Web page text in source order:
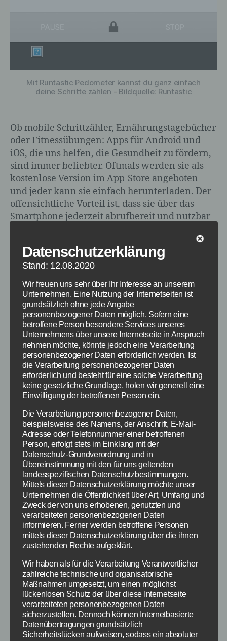
Mit Runtastic Pedometer kannst du ganz einfach
deine Schritte zählen - Bildquelle: Runtastic
Ob mobile Schrittzähler, Ernährungstagebücher
oder Fitnessübungen: Apps für Android und
iOS, die uns helfen, die Gesundheit zu fördern,
sind immer beliebter. Oftmals werden sie als
kostenlose Version im App-Store angeboten
und jeder kann sie einfach herunterladen. Der
offensichtliche Vorteil ist, dass sie über das
Smartphone jederzeit abrufbereit und nutzbar
Schrittzähler-Apps […]
Schlagwörter
Android,Gesundheit,Ernährung,Fitness,iOS
Kategorien
FRAUEN BUCHEMPFEHLUNGEN
Buchtipp: Ingwer-
Gesund und lecker
kochen
Beitragsautor
Vonredaktion Veröffentlichungsdatum
26. Dezember 2013
Es geht einfach, es geht schnell und es ist
wahnsinnig lecker: Das Kochen mit der
Wunder-Wurzel Ingwer. Egal ob Suppen,
Eintöpfe oder Salate, dass Kochbuch „Ingwer“
zeigt, wie es geht. Ingwer – der Alleskönner in
der Küche Ingwer ist nicht nur ein Gewürz zum
Kochen, es hilft auch der Seele und Gesundheit.
Das Kochbuch „Ingwer“ […]
Schlagwörter
Kochen,Ingwer,Gesundheit
Datenschutzerklärung
Stand: 12.08.2020
Wir freuen uns sehr über Ihr Interesse an unserem
Unternehmen. Eine Nutzung der Internetseiten ist
grundsätzlich ohne jede Angabe
personenbezogener Daten möglich. Sofern eine
betroffene Person besondere Services unseres
Unternehmens über unsere Internetseite in Anspruch
nehmen möchte, könnte jedoch eine Verarbeitung
personenbezogener Daten erforderlich werden. Ist
die Verarbeitung personenbezogener Daten
erforderlich und besteht für eine solche Verarbeitung
keine gesetzliche Grundlage, holen wir generell eine
Einwilligung der betroffenen Person ein.
Die Verarbeitung personenbezogener Daten,
beispielsweise des Namens, der Anschrift, E-Mail-
Adresse oder Telefonnummer einer betroffenen
Person, erfolgt stets im Einklang mit der
Datenschutz-Grundverordnung und in
Übereinstimmung mit den für uns geltenden
landesspezifischen Datenschutzbestimmungen.
Mittels dieser Datenschutzerklärung möchte unser
Unternehmen die Öffentlichkeit über Art, Umfang und
Zweck der von uns erhobenen, genutzten und
verarbeiteten personenbezogenen Daten
informieren. Ferner werden betroffene Personen
mittels dieser Datenschutzerklärung über die ihnen
zustehenden Rechte aufgeklärt.
Wir haben als für die Verarbeitung Verantwortlicher
zahlreiche technische und organisatorische
Maßnahmen umgesetzt, um einen möglichst
lückenlosen Schutz der über diese Internetseite
verarbeiteten personenbezogenen Daten
sicherzustellen. Dennoch können Internetbasierte
Datenübertragungen grundsätzlich
Sicherheitslücken aufweisen, sodass ein absoluter